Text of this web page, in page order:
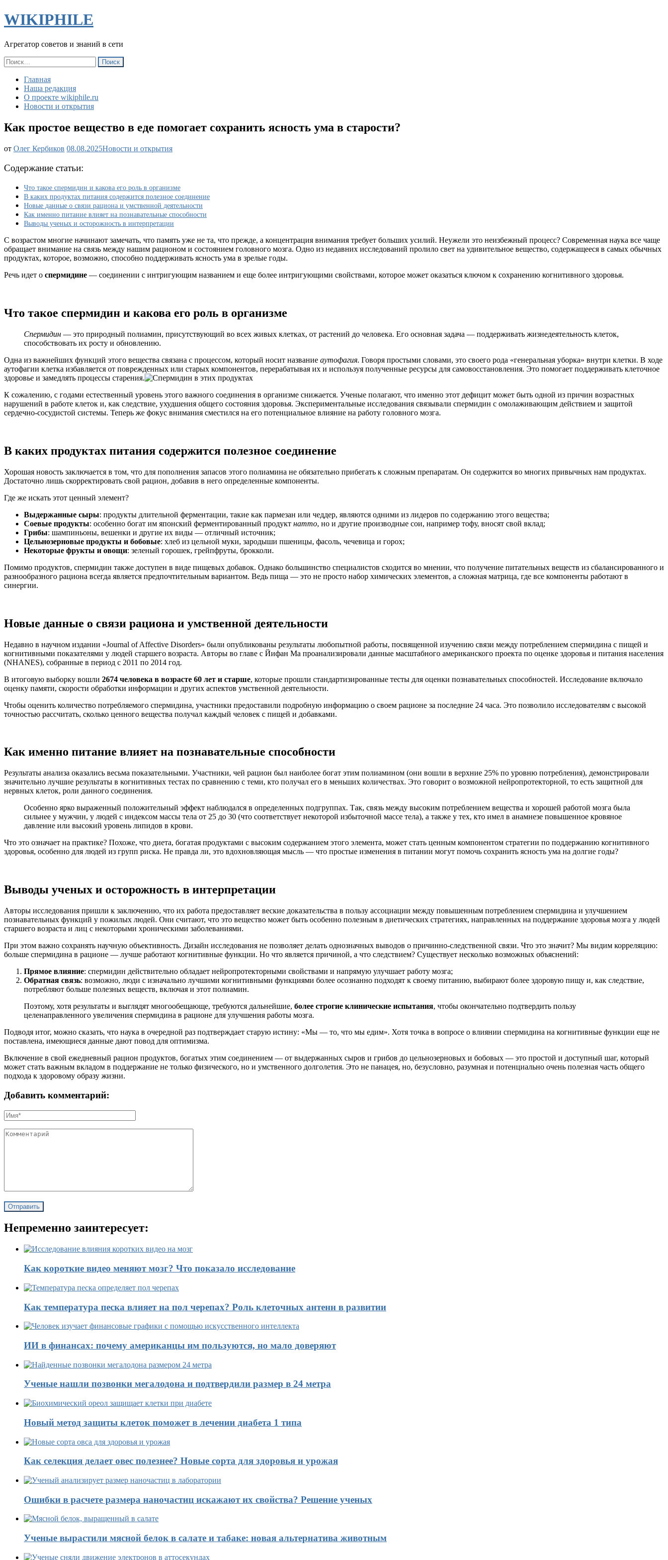
WIKIPHILE
Агрегатор советов и знаний в сети
Найти:
Главная
Наша редакция
О проекте wikiphile.ru
Новости и открытия
Как простое вещество в еде помогает сохранить ясность ума в старости?
от Олег Кербиков 08.08.2025Как
помогает
сохранить
ясность
ума
в
старости?
Новости и открытия
Содержание статьи:
Что такое спермидин и какова его роль в организме
В каких продуктах питания содержится полезное соединение
Новые данные о связи рациона и умственной деятельности
Как именно питание влияет на познавательные способности
Выводы ученых и осторожность в интерпретации
С возрастом многие начинают замечать, что память уже не та, что прежде, а концентрация внимания требует больших усилий. Неужели это неизбежный процесс? Современная наука все чаще
обращает внимание на связь между нашим рационом и состоянием головного мозга. Одно из недавних исследований пролило свет на удивительное вещество, содержащееся в самых обычных
продуктах, которое, возможно, способно поддерживать ясность ума в зрелые годы.
Речь идет о спермидине — соединении с интригующим названием и еще более интригующими свойствами, которое может оказаться ключом к сохранению когнитивного здоровья.
Что такое спермидин и какова его роль в организме
Спермидин — это природный полиамин, присутствующий во всех живых клетках, от растений до человека. Его основная задача — поддерживать жизнедеятельность клеток,
способствовать их росту и обновлению.
Одна из важнейших функций этого вещества связана с процессом, который носит название аутофагия. Говоря простыми словами, это своего рода «генеральная уборка» внутри клетки. В ходе
аутофагии клетка избавляется от поврежденных или старых компонентов, перерабатывая их и используя полученные ресурсы для самовосстановления. Это помогает поддерживать клеточное
здоровье и замедлять процессы старения.
К сожалению, с годами естественный уровень этого важного соединения в организме снижается. Ученые полагают, что именно этот дефицит может быть одной из причин возрастных
нарушений в работе клеток и, как следствие, ухудшения общего состояния здоровья. Экспериментальные исследования связывали спермидин с омолаживающим действием и защитой
сердечно-сосудистой системы. Теперь же фокус внимания сместился на его потенциальное влияние на работу головного мозга.
В каких продуктах питания содержится полезное соединение
Хорошая новость заключается в том, что для пополнения запасов этого полиамина не обязательно прибегать к сложным препаратам. Он содержится во многих привычных нам продуктах.
Достаточно лишь скорректировать свой рацион, добавив в него определенные компоненты.
Где же искать этот ценный элемент?
Выдержанные сыры: продукты длительной ферментации, такие как пармезан или чеддер, являются одними из лидеров по содержанию этого вещества;
Соевые продукты: особенно богат им японский ферментированный продукт натто, но и другие производные сои, например тофу, вносят свой вклад;
Грибы: шампиньоны, вешенки и другие их виды — отличный источник;
Цельнозерновые продукты и бобовые: хлеб из цельной муки, зародыши пшеницы, фасоль, чечевица и горох;
Некоторые фрукты и овощи: зеленый горошек, грейпфруты, брокколи.
Помимо продуктов, спермидин также доступен в виде пищевых добавок. Однако большинство специалистов сходится во мнении, что получение питательных веществ из сбалансированного и
разнообразного рациона всегда является предпочтительным вариантом. Ведь пища — это не просто набор химических элементов, а сложная матрица, где все компоненты работают в
синергии.
Новые данные о связи рациона и умственной деятельности
Недавно в научном издании «Journal of Affective Disorders» были опубликованы результаты любопытной работы, посвященной изучению связи между потреблением спермидина с пищей и
когнитивными показателями у людей старшего возраста. Авторы во главе с Йифан Ма проанализировали данные масштабного американского проекта по оценке здоровья и питания населения
(NHANES), собранные в период с 2011 по 2014 год.
В итоговую выборку вошли 2674 человека в возрасте 60 лет и старше, которые прошли стандартизированные тесты для оценки познавательных способностей. Исследование включало
оценку памяти, скорости обработки информации и других аспектов умственной деятельности.
Чтобы оценить количество потребляемого спермидина, участники предоставили подробную информацию о своем рационе за последние 24 часа. Это позволило исследователям с высокой
точностью рассчитать, сколько ценного вещества получал каждый человек с пищей и добавками.
Как именно питание влияет на познавательные способности
Результаты анализа оказались весьма показательными. Участники, чей рацион был наиболее богат этим полиамином (они вошли в верхние 25% по уровню потребления), демонстрировали
значительно лучшие результаты в когнитивных тестах по сравнению с теми, кто получал его в меньших количествах. Это говорит о возможной нейропротекторной, то есть защитной для
нервных клеток, роли данного соединения.
Особенно ярко выраженный положительный эффект наблюдался в определенных подгруппах. Так, связь между высоким потреблением вещества и хорошей работой мозга была
сильнее у мужчин, у людей с индексом массы тела от 25 до 30 (что соответствует некоторой избыточной массе тела), а также у тех, кто имел в анамнезе повышенное кровяное
давление или высокий уровень липидов в крови.
Что это означает на практике? Похоже, что диета, богатая продуктами с высоким содержанием этого элемента, может стать ценным компонентом стратегии по поддержанию когнитивного
здоровья, особенно для людей из групп риска. Не правда ли, это вдохновляющая мысль — что простые изменения в питании могут помочь сохранить ясность ума на долгие годы?
Выводы ученых и осторожность в интерпретации
Авторы исследования пришли к заключению, что их работа предоставляет веские доказательства в пользу ассоциации между повышенным потреблением спермидина и улучшением
познавательных функций у пожилых людей. Они считают, что это вещество может быть особенно полезным в диетических стратегиях, направленных на поддержание здоровья мозга у людей
старшего возраста и лиц с некоторыми хроническими заболеваниями.
При этом важно сохранять научную объективность. Дизайн исследования не позволяет делать однозначных выводов о причинно-следственной связи. Что это значит? Мы видим корреляцию:
больше спермидина в рационе — лучше работают когнитивные функции. Но что является причиной, а что следствием? Существует несколько возможных объяснений:
Прямое влияние: спермидин действительно обладает нейропротекторными свойствами и напрямую улучшает работу мозга;
Обратная связь: возможно, люди с изначально лучшими когнитивными функциями более осознанно подходят к своему питанию, выбирают более здоровую пищу и, как следствие,
потребляют больше полезных веществ, включая и этот полиамин.
Поэтому, хотя результаты и выглядят многообещающе, требуются дальнейшие, более строгие клинические испытания, чтобы окончательно подтвердить пользу
целенаправленного увеличения спермидина в рационе для улучшения работы мозга.
Подводя итог, можно сказать, что наука в очередной раз подтверждает старую истину: «Мы — то, что мы едим». Хотя точка в вопросе о влиянии спермидина на когнитивные функции еще не
поставлена, имеющиеся данные дают повод для оптимизма.
Включение в свой ежедневный рацион продуктов, богатых этим соединением — от выдержанных сыров и грибов до цельнозерновых и бобовых — это простой и доступный шаг, который
может стать важным вкладом в поддержание не только физического, но и умственного долголетия. Это не панацея, но, безусловно, разумная и потенциально очень полезная часть общего
подхода к здоровому образу жизни.
Добавить комментарий:
Непременно заинтересует:
Как короткие видео меняют мозг? Что показало исследование
Как температура песка влияет на пол черепах? Роль клеточных антенн в развитии
ИИ в финансах: почему американцы им пользуются, но мало доверяют
Ученые нашли позвонки мегалодона и подтвердили размер в 24 метра
Новый метод защиты клеток поможет в лечении диабета 1 типа
Как селекция делает овес полезнее? Новые сорта для здоровья и урожая
Ошибки в расчете размера наночастиц искажают их свойства? Решение ученых
Ученые вырастили мясной белок в салате и табаке: новая альтернатива животным